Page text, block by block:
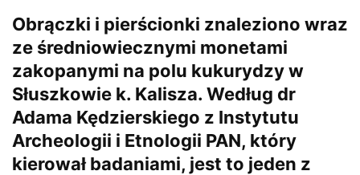
Obrączki i pierścionki znaleziono wraz
ze średniowiecznymi monetami
zakopanymi na polu kukurydzy w
Słuszkowie k. Kalisza. Według dr
Adama Kędzierskiego z Instytutu
Archeologii i Etnologii PAN, który
kierował badaniami, jest to jeden z